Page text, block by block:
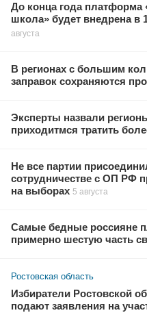
До конца года платформа
школа» будет внедрена в
августа
В регионах с большим
заправок сохраняются
Эксперты назвали
приходитмся тратить
Не все партии
сотрудничестве с ОП РФ
на выборах 5 августа
Самые бедные россияне
примерно шестую часть
Ростовская область
Избиратели Ростовской
подают заявления на